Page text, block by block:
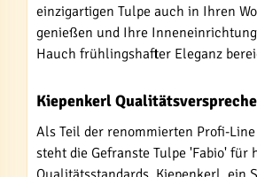
einzigartigen Tulpe auch in Ihren
genießen und Ihre
Hauch frühlingshafter Eleganz
Kiepenkerl
Als Teil der renommierten Profi-
steht die Gefranste Tulpe 'Fabio' für